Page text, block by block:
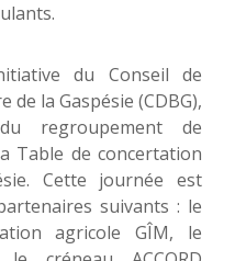
du Conseil de
la Gaspésie (CDBG),
regroupement de
Table de concertation
Cette journée est
suivants : le
agricole GÎM, le